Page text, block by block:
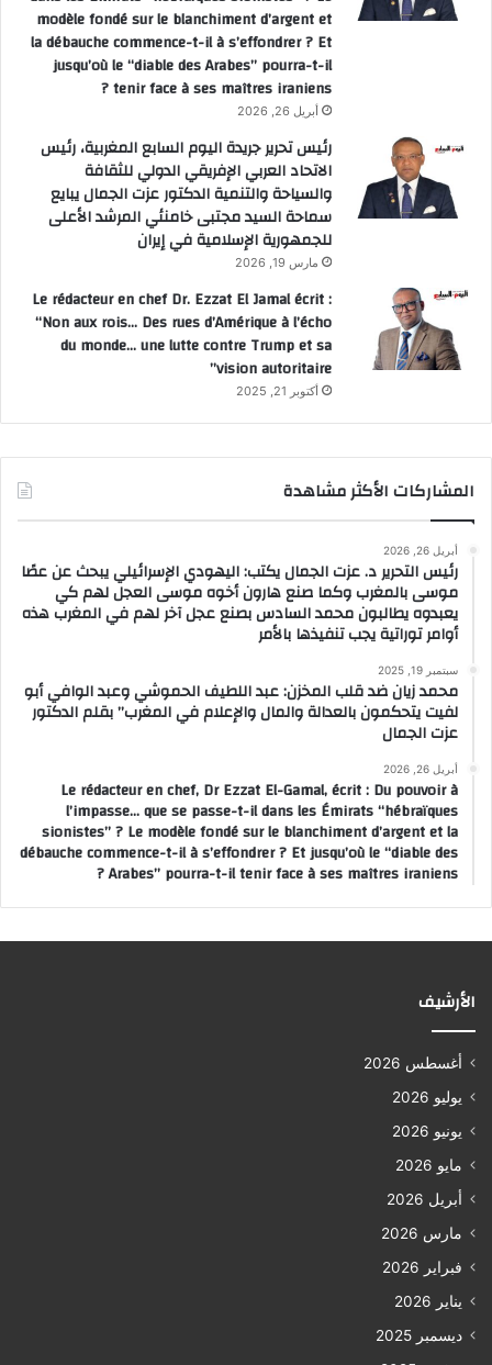
modèle fondé sur le blanchiment d’argent et
la débauche commence-t-il à s’effondrer ? Et
jusqu’où le “diable des Arabes” pourra-t-il
tenir face à ses maîtres iraniens ?
أبريل 26, 2026
رئيس تحرير جريدة اليوم السابع المغربية، رئيس
الاتحاد العربي الإفريقي الدولي للثقافة
والسياحة والتنمية الدكتور عزت الجمال يبايع
سماحة السيد مجتبى خامنئي المرشد الأعلى
للجمهورية الإسلامية في إيران
مارس 19, 2026
Le rédacteur en chef Dr. Ezzat El Jamal écrit :
“Non aux rois… Des rues d’Amérique à l’écho
du monde… une lutte contre Trump et sa
vision autoritaire”
أكتوبر 21, 2025
المشاركات الأكثر مشاهدة
أبريل 26, 2026
رئيس التحرير د. عزت الجمال يكتب: اليهودي الإسرائيلي يبحث عن عصًا
موسى بالمغرب وكما صنع هارون أخوه موسى العجل لهم كي
يعبدوه يطالبون محمد السادس بصنع عجل آخر لهم في المغرب هذه
أوامر توراتية يجب تنفيذها بالأمر
سبتمبر 19, 2025
محمد زيان ضد قلب المخزن: عبد اللطيف الحموشي وعبد الوافي أبو
لفيت يتحكمون بالعدالة والمال والإعلام في المغرب” بقلم الدكتور
عزت الجمال
أبريل 26, 2026
Le rédacteur en chef, Dr Ezzat El-Gamal, écrit : Du pouvoir à
l’impasse… que se passe-t-il dans les Émirats “hébraïques
sionistes” ? Le modèle fondé sur le blanchiment d’argent et la
débauche commence-t-il à s’effondrer ? Et jusqu’où le “diable des
Arabes” pourra-t-il tenir face à ses maîtres iraniens ?
الأرشيف
أغسطس 2026
يوليو 2026
يونيو 2026
مايو 2026
أبريل 2026
مارس 2026
فبراير 2026
يناير 2026
ديسمبر 2025